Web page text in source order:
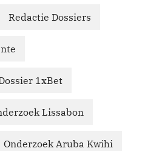
Redactie Dossiers
1xBet
Lissabon
Onderzoek Aruba Kwihi